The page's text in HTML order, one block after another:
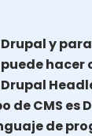
Drupal y
puede hacer
Drupal
de CMS es
de